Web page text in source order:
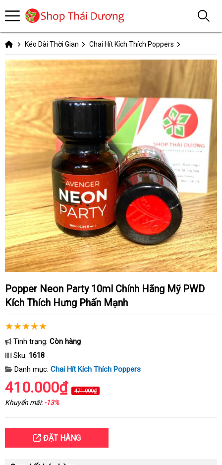
Kéo Dài Thời Gian Chai Hít Kích Thích Poppers
Popper Neon Party 10ml Chính Hãng Mỹ PWD
Kích Thích Hưng Phấn Mạnh
Tình trạng: Còn hàng
Sku: 1618
Danh mục: Chai Hít Kích Thích Poppers
410.000₫ 471.000₫
Khuyến mãi:-13%
ĐẶT HÀNG